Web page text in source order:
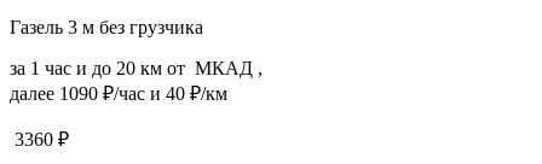
Газель 3 м без грузчика
за 1 час и до 20 км от МКАД ,
далее 1090 ₽/час и 40 ₽/км
3360 ₽